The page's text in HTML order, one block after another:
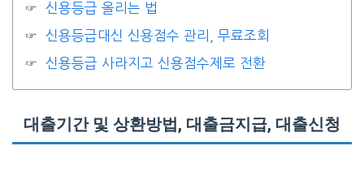
신용등급 올리는 법
신용등급대신 신용점수 관리, 무료조회
신용등급 사라지고 신용점수제로 전환
대출기간 및 상환방법, 대출금지급, 대출신청